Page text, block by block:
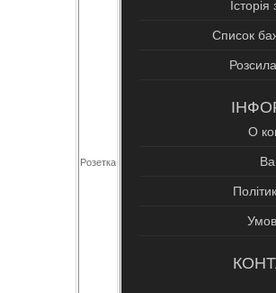
Розетка
Список
О